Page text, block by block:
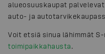
alueosuuskaupat
auto- ja
Voit etsiä sinua lähimmät
toimipaikkahausta.